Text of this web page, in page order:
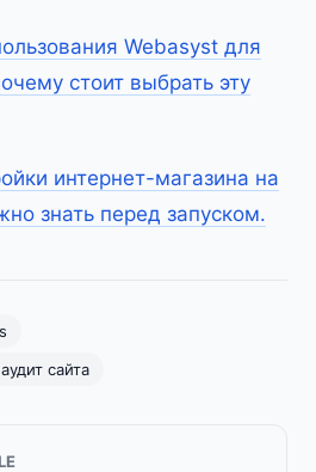
Webasyst для
стоит выбрать эту
интернет-магазина на
знать перед запуском.
сайта